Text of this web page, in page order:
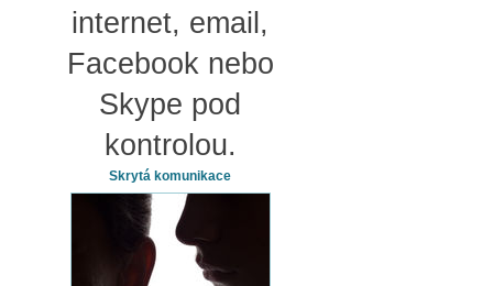
internet, email,
Facebook nebo
Skype pod
kontrolou.
Skrytá komunikace